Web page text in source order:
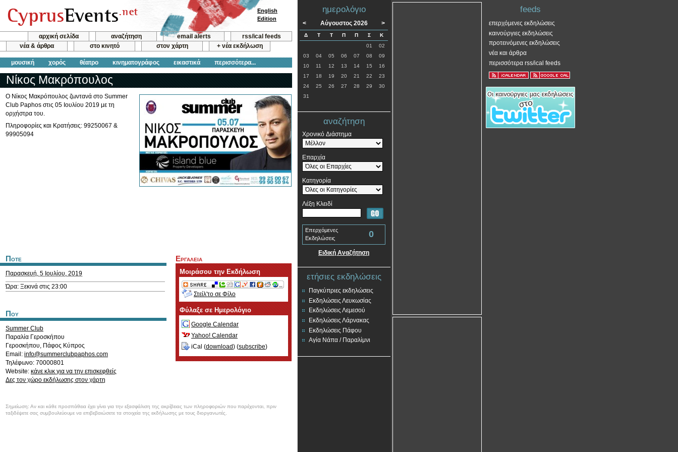
αρχική σελίδα αναζήτηση email alerts
rss/ical feeds
νέα & άρθρα
στο κινητό στον χάρτη + νέα εκδήλωση
μουσική χορός θέατρο κινηματογράφος εικαστικά περισσότερα...
English
Edition
Νίκος Μακρόπουλος
Ο Νίκος Μακρόπουλος ζωντανά στο Summer
Club Paphos στις 05 Ιουλίου 2019 με τη
ορχήστρα του.
Πληροφορίες και Κρατήσεις: 99250067 &
99905094
Ποτε
Παρασκευή, 5 Ιουλίου, 2019
Ώρα: Ξεκινά στις 23:00
Που
Summer Club
Παραλία Γεροσκήπου
Γεροσκήπου, Πάφος Κύπρος
Email: info@summerclubpaphos.com
Τηλέφωνο: 70000801
Website: κάνε κλικ για να την επισκεφθείς
Δες τον χώρο εκδήλωσης στον χάρτη
Εργαλεια
Μοιράσου την Εκδήλωση
Στείλ'το σε Φίλο
Φύλαξε σε Ημερολόγιο
Google Calendar
Yahoo! Calendar
iCal (download) (subscribe)
Σημείωση: Αν και κάθε προσπάθεια έχει γίνει για την εξασφάλιση της ακρίβειας των πληροφοριών που παρέχονται, πριν
ταξιδέψετε σας συμβουλεύουμε να επιβεβαιώσετε τα στοιχεία της εκδήλωσης με τους διοργανωτές.
ημερολόγιο
< Αύγουστος 2026 >
Δ Τ Τ Π Π Σ
Κ
01
02
03
04 05 06 07 08
09
10
11 12 13 14 15
16
17
18 19 20 21 22
23
24
25 26 27 28 29
30
31
αναζήτηση
Χρονικό Διάστημα
Επαρχία
Κατηγορία
Λέξη Κλειδί
Επερχόμενες
Εκδηλώσεις
0
Ειδική Αναζήτηση
ετήσιες εκδηλώσεις
Παγκύπριες εκδηλώσεις
Εκδηλώσεις Λευκωσίας
Εκδηλώσεις Λεμεσού
Εκδηλώσεις Λάρνακας
Εκδηλώσεις Πάφου
Αγία Νάπα / Παραλίμνι
feeds
επερχόμενες εκδηλώσεις
καινούργιες εκδηλώσεις
προτεινόμενες εκδηλώσεις
νέα και άρθρα
περισσότερα rss/ical feeds